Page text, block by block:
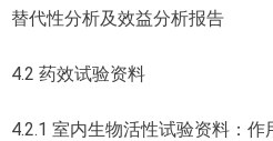
替代性分析及效益分析报告
4.2 药效试验资料
4.2.1 室内生物活性试验资料：